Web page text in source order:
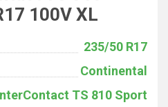
100V XL
235/50 R17
Continental
TS 810 Sport